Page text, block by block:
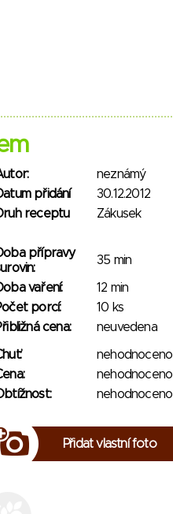
neznámý
přidání
30.12.2012
receptu
Zákusek
přípravy
35 min
vaření:
12 min
porcí:
10 ks
cena:
neuvedena
nehodnoceno
nehodnoceno
nehodnoceno
Přidat vlastní foto